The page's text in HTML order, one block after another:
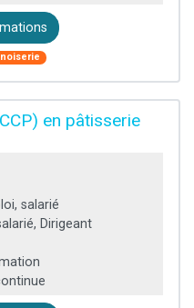
en pâtisserie
salarié
Dirigeant